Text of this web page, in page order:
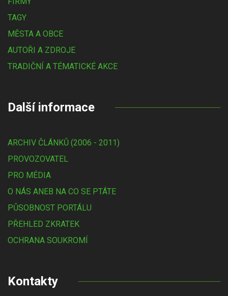
TAGY
MĚSTA A OBCE
AUTOŘI A ZDROJE
TRADIČNÍ A TÉMATICKÉ AKCE
Další informace
ARCHIV ČLÁNKŮ (2006 - 2011)
PROVOZOVATEL
PRO MÉDIA
O NÁS ANEB NA CO SE PTÁTE
PŮSOBNOST PORTÁLU
PŘEHLED ZKRATEK
OCHRANA SOUKROMÍ
Kontakty